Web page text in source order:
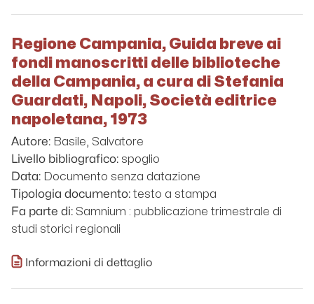
Regione Campania, Guida breve ai
fondi manoscritti delle biblioteche
della Campania, a cura di Stefania
Guardati, Napoli, Società editrice
napoletana, 1973
Autore: Basile, Salvatore
Livello bibliografico: spoglio
Data: Documento senza datazione
Tipologia documento: testo a stampa
Fa parte di: Samnium : pubblicazione trimestrale di
studi storici regionali
Informazioni di dettaglio